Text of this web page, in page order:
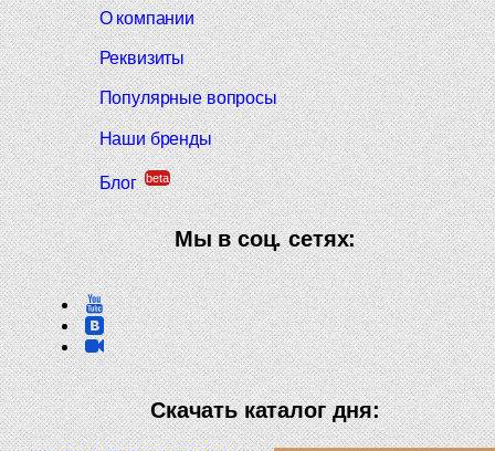
О компании
Реквизиты
Популярные вопросы
Наши бренды
Блог beta
Мы в соц. сетях:
Скачать каталог дня: